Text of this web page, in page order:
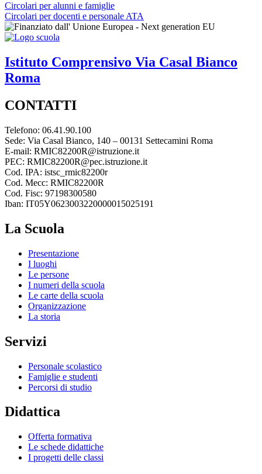
Circolari per alunni e famiglie
Circolari per docenti e personale ATA
Istituto Comprensivo Via Casal Bianco
Roma
CONTATTI
Telefono: 06.41.90.100
Sede: Via Casal Bianco, 140 – 00131 Settecamini Roma
E-mail: RMIC82200R@istruzione.it
PEC: RMIC82200R@pec.istruzione.it
Cod. IPA: istsc_rmic82200r
Cod. Mecc: RMIC82200R
Cod. Fisc: 97198300580
Iban: IT05Y0623003220000015025191
La Scuola
Presentazione
I luoghi
Le persone
I numeri della scuola
Le carte della scuola
Organizzazione
La storia
Servizi
Personale scolastico
Famiglie e studenti
Percorsi di studio
Didattica
Offerta formativa
Le schede didattiche
I progetti delle classi